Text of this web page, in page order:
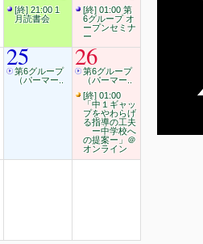
[終] 21:00 1
月読書会
[終] 01:00 第
6グループ オ
ープンセミナ
ー
25
第6グループ
（パーマー..
26
第6グループ
（パーマー..
[終] 01:00
「中１ギャッ
プをやわらげ
る指導の工夫
ー中学校へ
の提案ー」＠
オンライン